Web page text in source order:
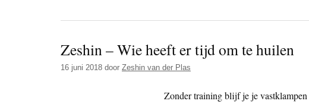
Zeshin – Wie heeft er tijd om te huilen
16 juni 2018 door Zeshin van der Plas
Zonder training blijf je je vastklampen